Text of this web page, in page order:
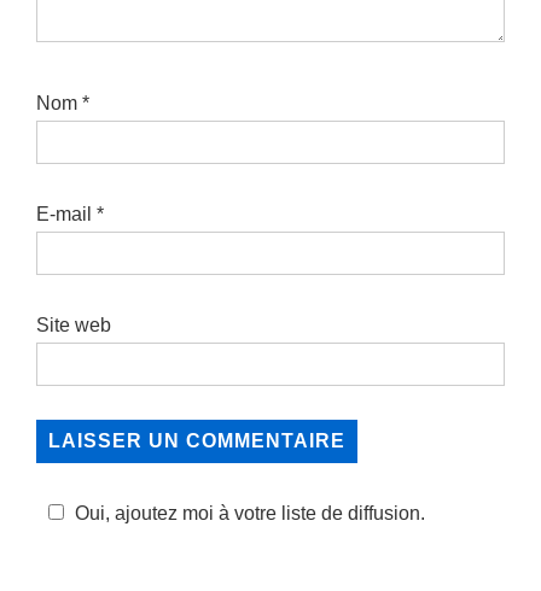
Nom *
E-mail *
Site web
Oui, ajoutez moi à votre liste de diffusion.